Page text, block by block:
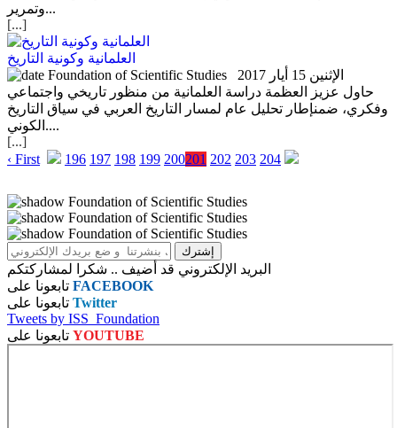
وتمرير...
[...]
العلمانية وكونية التاريخ
الإثنين 15 أيار 2017
حاول عزيز العظمة دراسة العلمانية من منظور تاريخي واجتماعي
وفكري، ضمنإطار تحليل عام لمسار التاريخ العربي في سياق التاريخ
الكوني....
[...]
‹ First
196 197 198 199 200201 202 203 204
البريد الإلكتروني قد أضيف .. شكرا لمشاركتكم
FACEBOOK
Twitter
Tweets by ISS_Foundation
YOUTUBE